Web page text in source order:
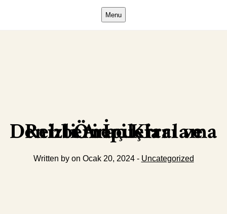
Menu
Denizli Araç Kiralama Rehberi İpuçları ve Öneriler
Written by on Ocak 20, 2024 - Uncategorized